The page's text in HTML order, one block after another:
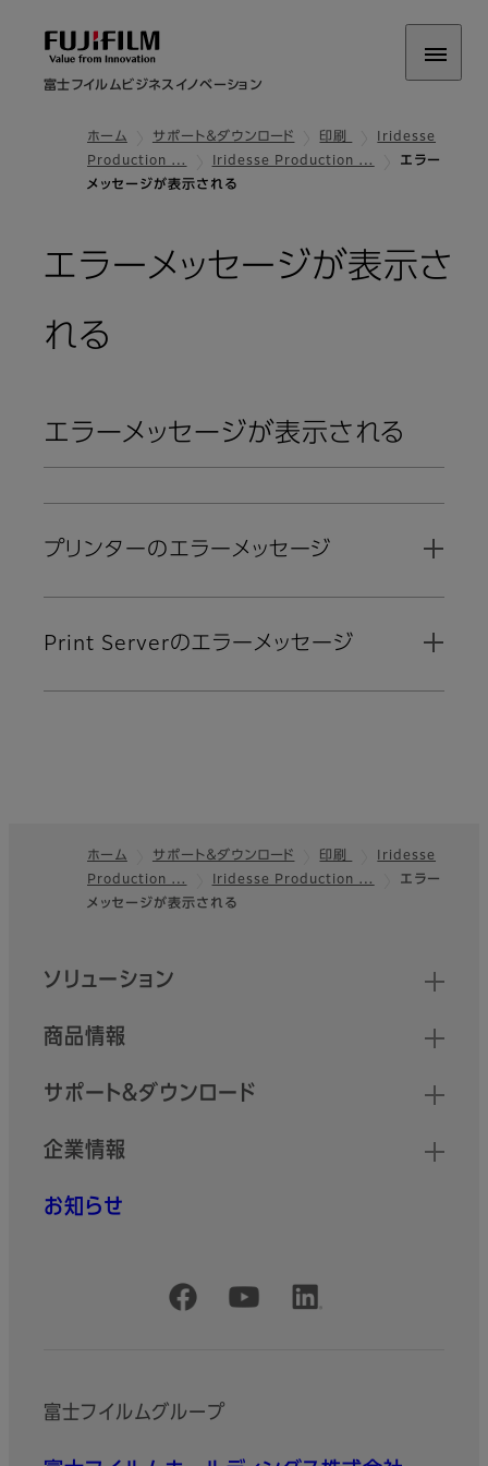
富士フイルムビジネスイノベーション
ホーム サポート＆ダウンロード 印刷
Iridesse
Production …
Iridesse Production …
エラー
メッセージが表示される
エラーメッセージが表示さ
れる
エラーメッセージが表示される
プリンターのエラーメッセージ
Print Serverのエラーメッセージ
フッター
ホーム サポート＆ダウンロード 印刷
Iridesse
Production …
Iridesse Production …
エラー
メッセージが表示される
クイックリンク
ソリューション
商品情報
サポート＆ダウンロード
企業情報
お知らせ
公式SNSアカウント
富士フイルムグループ